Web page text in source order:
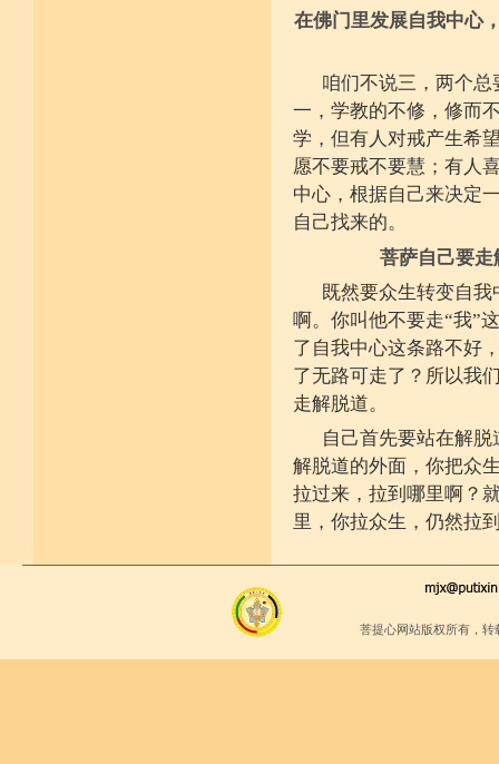
在佛门里发展自我中心
咱们不说三，两个
一，学教的不修，修而
学，但有人对戒产生希
愿不要戒不要慧；有人
中心，根据自己来决定
自己找来的。
菩萨自己要
既然要众生转变自
啊。你叫他不要走“我”
了自我中心这条路不好
了无路可走了？所以我
走解脱道。
自己首先要站在解
解脱道的外面，你把众
拉过来，拉到哪里啊？
里，你拉众生，仍然拉
菩提心网站版权所有，